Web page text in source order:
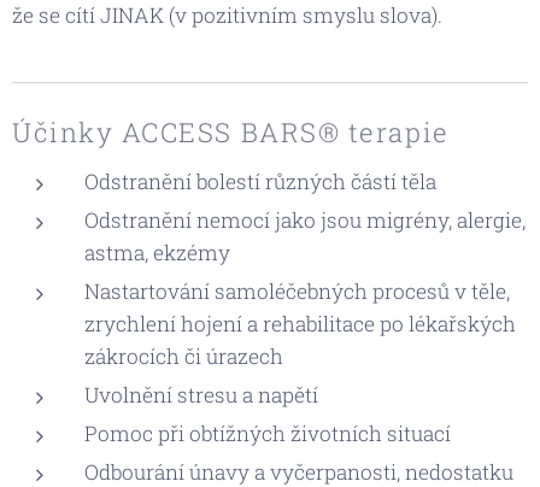
že se cítí JINAK (v pozitivním smyslu slova).
Účinky ACCESS BARS® terapie
Odstranění bolestí různých částí těla
Odstranění nemocí jako jsou migrény, alergie,
astma, ekzémy
Nastartování samoléčebných procesů v těle,
zrychlení hojení a rehabilitace po lékařských
zákrocích či úrazech
Uvolnění stresu a napětí
Pomoc při obtížných životních situací
Odbourání únavy a vyčerpanosti, nedostatku